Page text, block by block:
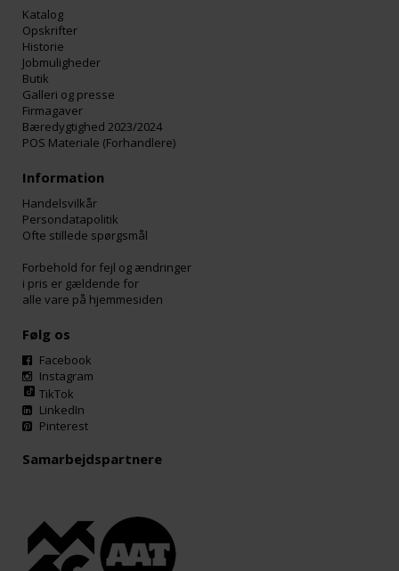
Katalog
Opskrifter
Historie
Jobmuligheder
Butik
Galleri og presse
Firmagaver
Bæredygtighed 2023/2024
POS Materiale (Forhandlere)
Information
Handelsvilkår
Persondatapolitik
Ofte stillede spørgsmål
Forbehold for fejl og ændringer
i pris er gældende for
alle vare på hjemmesiden
Følg os
Facebook
Instagram
TikTok
LinkedIn
Pinterest
Samarbejdspartnere